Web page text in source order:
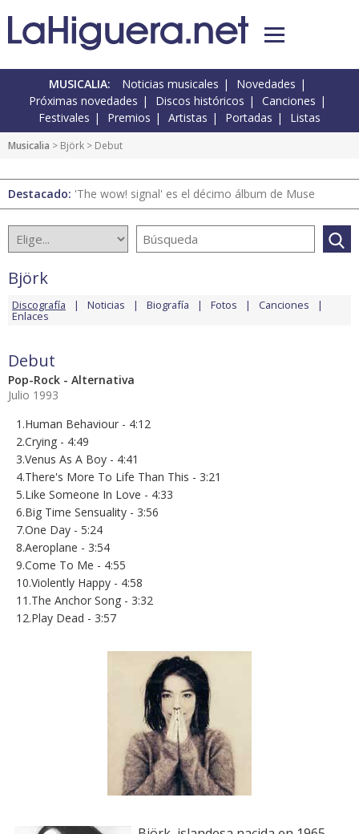
MUSICALIA: Noticias musicales
Novedades
Próximas novedades
Discos históricos
Canciones
Festivales
Premios Artistas Portadas Listas
Musicalia > Björk > Debut
Destacado: 'The wow! signal' es el décimo álbum de Muse
Björk
Discografía Noticias Biografía Fotos Canciones
Enlaces
Debut
Pop-Rock - Alternativa
Julio 1993
1.Human Behaviour - 4:12
2.Crying - 4:49
3.Venus As A Boy - 4:41
4.There's More To Life Than This - 3:21
5.Like Someone In Love - 4:33
6.Big Time Sensuality - 3:56
7.One Day - 5:24
8.Aeroplane - 3:54
9.Come To Me - 4:55
10.Violently Happy - 4:58
11.The Anchor Song - 3:32
12.Play Dead - 3:57